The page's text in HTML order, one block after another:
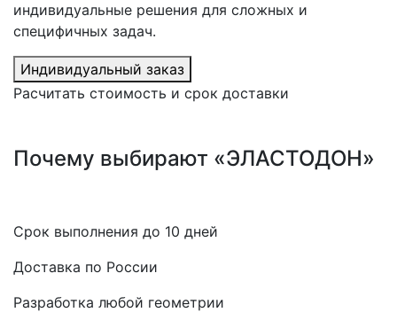
индивидуальные решения для сложных и
специфичных задач.
Индивидуальный заказ
Расчитать стоимость и срок доставки
Почему выбирают «ЭЛАСТОДОН»
Срок выполнения до 10 дней
Доставка по России
Разработка любой геометрии